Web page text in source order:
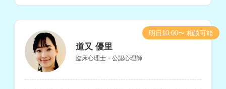
道又 優里
臨床心理士・公認心理師
明日10:00〜 相談可能